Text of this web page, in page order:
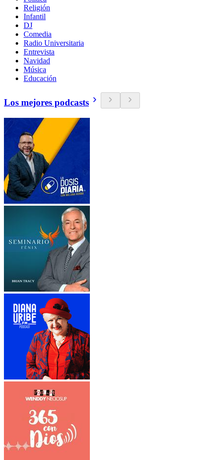
Religión
Infantil
DJ
Comedia
Radio Universitaria
Entrevista
Navidad
Música
Educación
Los mejores podcasts